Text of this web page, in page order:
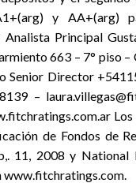
y AA+(arg)
Analista Principal
663 – 7° piso
Senior Director
–
de Fondos de
11, 2008 y National
www.fitchratings.com.